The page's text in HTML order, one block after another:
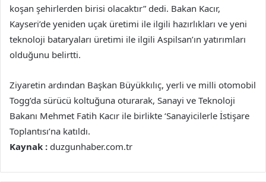
koşan şehirlerden birisi olacaktır” dedi. Bakan Kacır,
Kayseri’de yeniden uçak üretimi ile ilgili hazırlıkları ve yeni
teknoloji bataryaları üretimi ile ilgili Aspilsan’ın yatırımları
olduğunu belirtti.
Ziyaretin ardından Başkan Büyükkılıç, yerli ve milli otomobil
Togg’da sürücü koltuğuna oturarak, Sanayi ve Teknoloji
Bakanı Mehmet Fatih Kacır ile birlikte ‘Sanayicilerle İstişare
Toplantısı’na katıldı.
Kaynak : duzgunhaber.com.tr